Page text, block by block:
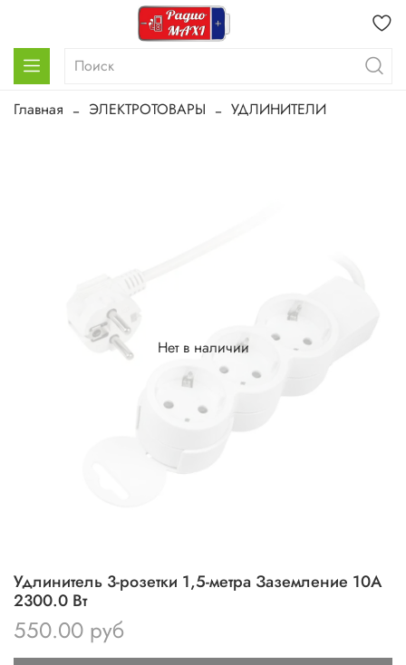
Главная ЭЛЕКТРОТОВАРЫ УДЛИНИТЕЛИ
Нет в наличии
Удлинитель 3-розетки 1,5-метра Заземление 10А
2300.0 Вт
550.00 руб